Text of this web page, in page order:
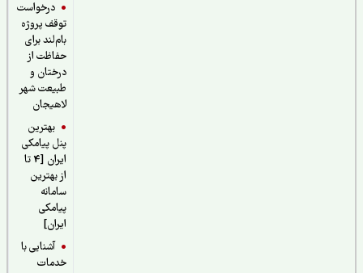
درخواست
توقف پروژه
بام‌لند برای
حفاظت از
درختان و
طبیعت شهر
لاهیجان
بهترین
پنل پیامکی
ایران [4 تا
از بهترین
سامانه
پیامکی
آشنایی با
خدمات